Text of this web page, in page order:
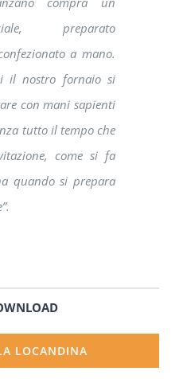
preparato
a mano.
il nostro fornaio si
con mani sapienti
tutto il tempo che
come si fa
quando si prepara
.
LOCANDINA